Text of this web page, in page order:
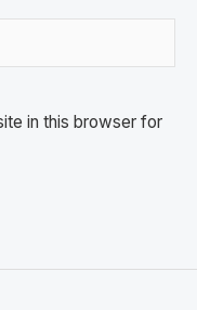
in this browser for